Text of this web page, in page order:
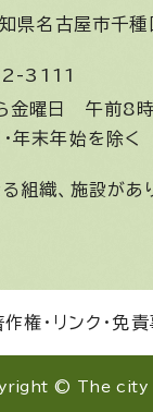
県名古屋市千
3111
金曜日 午前8
年末年始を除く
組織、施設があ
作権・リンク・免
© The city